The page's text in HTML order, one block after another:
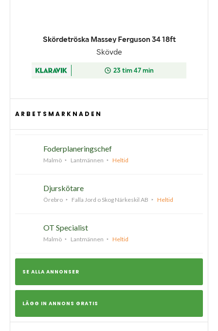
ARBETSMARKNADEN
Foderplaneringschef
Malmö Lantmännen Heltid
Djurskötare
Örebro Falla Jord o Skog Närkeskil AB Heltid
OT Specialist
Malmö Lantmännen Heltid
SE ALLA ANNONSER
LÄGG IN ANNONS GRATIS